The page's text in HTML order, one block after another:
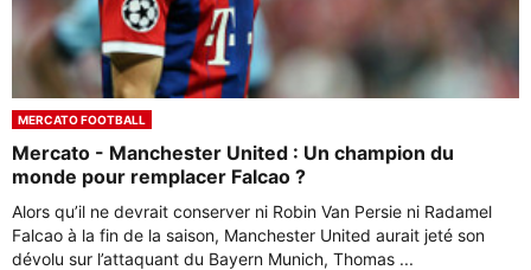
MERCATO FOOTBALL
Mercato - Manchester United : Un champion du
monde pour remplacer Falcao ?
Alors qu’il ne devrait conserver ni Robin Van Persie ni Radamel
Falcao à la fin de la saison, Manchester United aurait jeté son
dévolu sur l’attaquant du Bayern Munich, Thomas ...